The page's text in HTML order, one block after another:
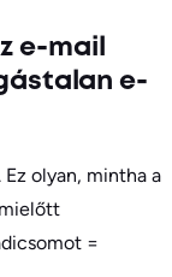
e-mail
e-
Ez olyan, mintha a
=